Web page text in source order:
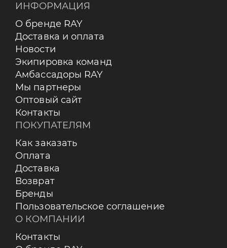
ИНФОРМАЦИЯ
О бренде RAY
Доставка и оплата
Новости
Экипировка команд
Амбассадоры RAY
Мы партнеры
Оптовый сайт
Контакты
ПОКУПАТЕЛЯМ
Как заказать
Оплата
Доставка
Возврат
Бренды
Пользовательское соглашение
О КОМПАНИИ
Контакты